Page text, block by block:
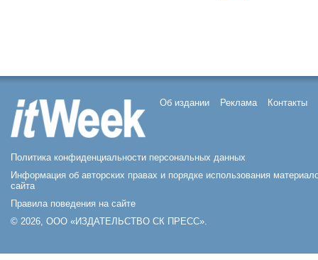
Об издании Реклама Контакты
Политика конфиденциальности персональных данных
Информация об авторских правах и порядке использования
сайта
Правила поведения на сайте
© 2026, ООО «ИЗДАТЕЛЬСТВО СК ПРЕСС».